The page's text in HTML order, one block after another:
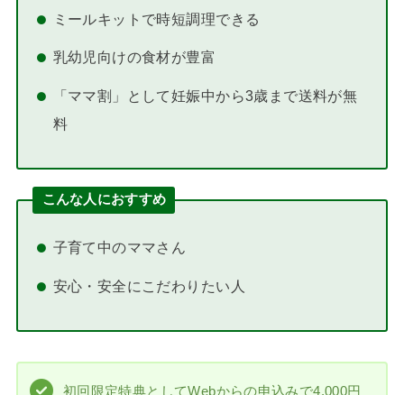
ミールキットで時短調理できる
乳幼児向けの食材が豊富
「ママ割」として妊娠中から3歳まで送料が無
料
こんな人におすすめ
子育て中のママさん
安心・安全にこだわりたい人
初回限定特典としてWebからの申込みで4,000円